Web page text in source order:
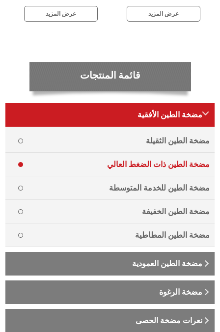
مضخة الملاط ذات الضغط العالي
عرض المزيد عرض المزيد
قائمة المنتجات
مضخة الطين الأفقية
مضخة الطين الثقيلة
مضخة الطين ذات الضغط العالي
مضخة الطين للخدمة المتوسطة
مضخة الطين الخفيفة
مضخة الطين المطاطية
مضخة الطين العمودية
مضخة الرغوة
نعرات مضخة الحصى